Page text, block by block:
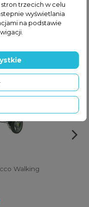
Walking
trzecich w celu
wyświetlania
na podstawie